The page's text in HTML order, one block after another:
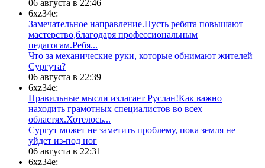
06 августа в 22:46
6xz34e:
Замечательное направление.Пусть ребята повышают
мастерство,благодаря профессиональным
педагогам.Ребя...
​Что за механические руки, которые обнимают жителей
Сургута?
06 августа в 22:39
6xz34e:
Правильные мысли излагает Руслан!Как важно
находить грамотных специалистов во всех
областях.Хотелось...
Сургут может не заметить проблему, пока земля не
уйдет из-под ног
06 августа в 22:31
6xz34e: